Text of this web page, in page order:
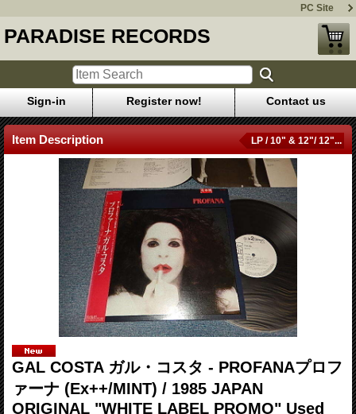
PC Site
PARADISE RECORDS
Sign-in Register now! Contact us
Item Description LP / 10" & 12"/ 12"...
GAL COSTA ガル・コスタ - PROFANAプロフ
ァーナ (Ex++/MINT) / 1985 JAPAN
ORIGINAL "WHITE LABEL PROMO" Used